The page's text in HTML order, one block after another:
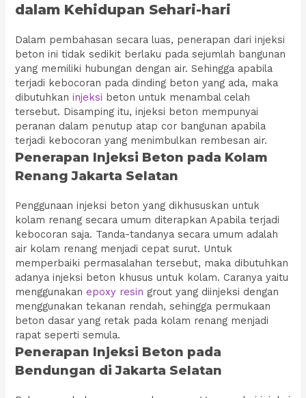
dalam Kehidupan Sehari-hari
Dalam pembahasan secara luas, penerapan dari injeksi
beton ini tidak sedikit berlaku pada sejumlah bangunan
yang memiliki hubungan dengan air. Sehingga apabila
terjadi kebocoran pada dinding beton yang ada, maka
dibutuhkaninjeksi beton untuk menambal celah
tersebut. Disamping itu, injeksi beton mempunyai
peranan dalam penutup atap cor bangunan apabila
terjadi kebocoran yang menimbulkan rembesan air.
Penerapan Injeksi Beton pada Kolam
Renang Jakarta Selatan
Penggunaan injeksi beton yang dikhususkan untuk
kolam renang secara umum diterapkan Apabila terjadi
kebocoran saja. Tanda-tandanya secara umum adalah
air kolam renang menjadi cepat surut. Untuk
memperbaiki permasalahan tersebut, maka dibutuhkan
adanya injeksi beton khusus untuk kolam. Caranya yaitu
menggunakanepoxy resin grout yang diinjeksi dengan
menggunakan tekanan rendah, sehingga permukaan
beton dasar yang retak pada kolam renang menjadi
rapat seperti semula.
Penerapan Injeksi Beton pada
Bendungan di Jakarta Selatan